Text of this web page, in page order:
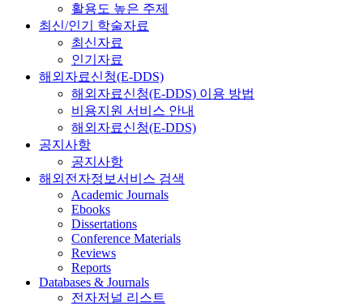
활용도 높은 주제
최신/인기 학술자료
최신자료
인기자료
해외자료신청(E-DDS)
해외자료신청(E-DDS) 이용 방법
비용지원 서비스 안내
해외자료신청(E-DDS)
공지사항
공지사항
해외전자정보서비스 검색
Academic Journals
Ebooks
Dissertations
Conference Materials
Reviews
Reports
Databases & Journals
전자저널 리스트